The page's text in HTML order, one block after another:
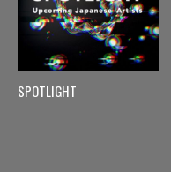
SPOTLIGHT